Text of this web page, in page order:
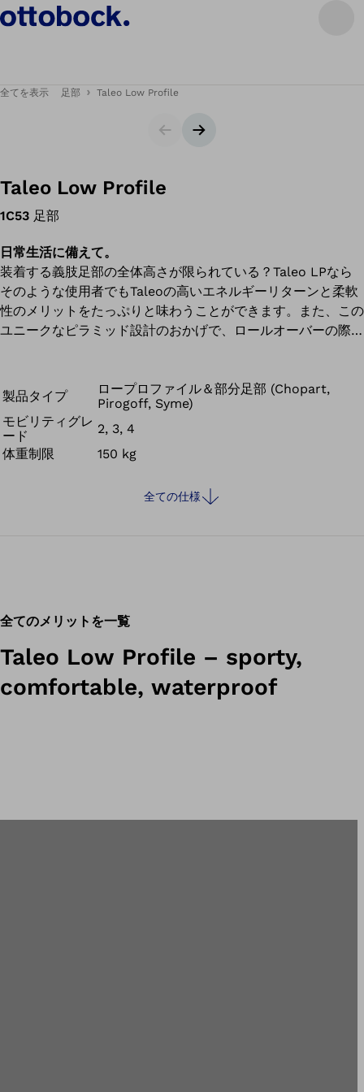
全てを表示 足部 Taleo Low Profile
スライダー次のスライド
Taleo Low Profile
1C53 足部
日常生活に備えて。
装着する義肢足部の全体高さが限られている？Taleo LPなら
そのような使用者でもTaleoの高いエネルギーリターンと柔軟
性のメリットをたっぷりと味わうことができます。また、この
ユニークなピラミッド設計のおかげで、ロールオーバーの際に
に耐性にも強い製品です。アダプターには水を流す溝が、フッ
トシェルのソールには水を排出するための開口部が設けられて
おり、義肢に水が溜まってしまうこともありません。
製品タイプ
ロープロファイル＆部分足部 (Chopart,
Pirogoff, Syme)
モビリティグレ
ード
2, 3, 4
体重制限
150 kg
全ての仕様
全てのメリットを一覧
Taleo Low Profile – sporty,
comfortable, waterproof